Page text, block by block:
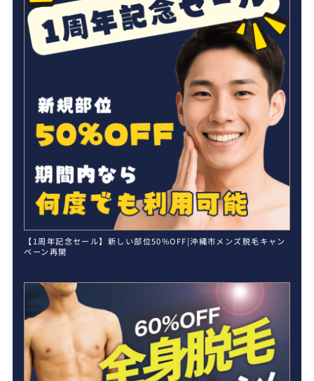
【1周年記念セール】新しい部位50%OFF|沖縄市メンズ脱毛キャン
ペーン再開